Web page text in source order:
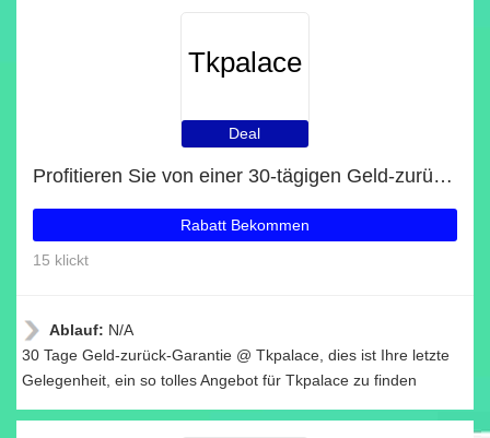
Tkpalace
Deal
Profitieren Sie von einer 30-tägigen Geld-zurück-Garantie
Rabatt Bekommen
15 klickt
Ablauf: N/A
30 Tage Geld-zurück-Garantie @ Tkpalace, dies ist Ihre letzte
Gelegenheit, ein so tolles Angebot für Tkpalace zu finden